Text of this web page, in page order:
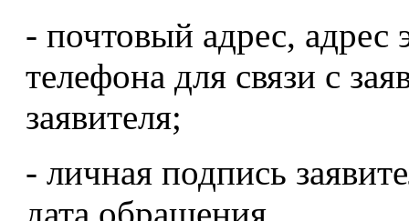
- почтовый адрес,
телефона для связи с
заявителя;
- личная подпись